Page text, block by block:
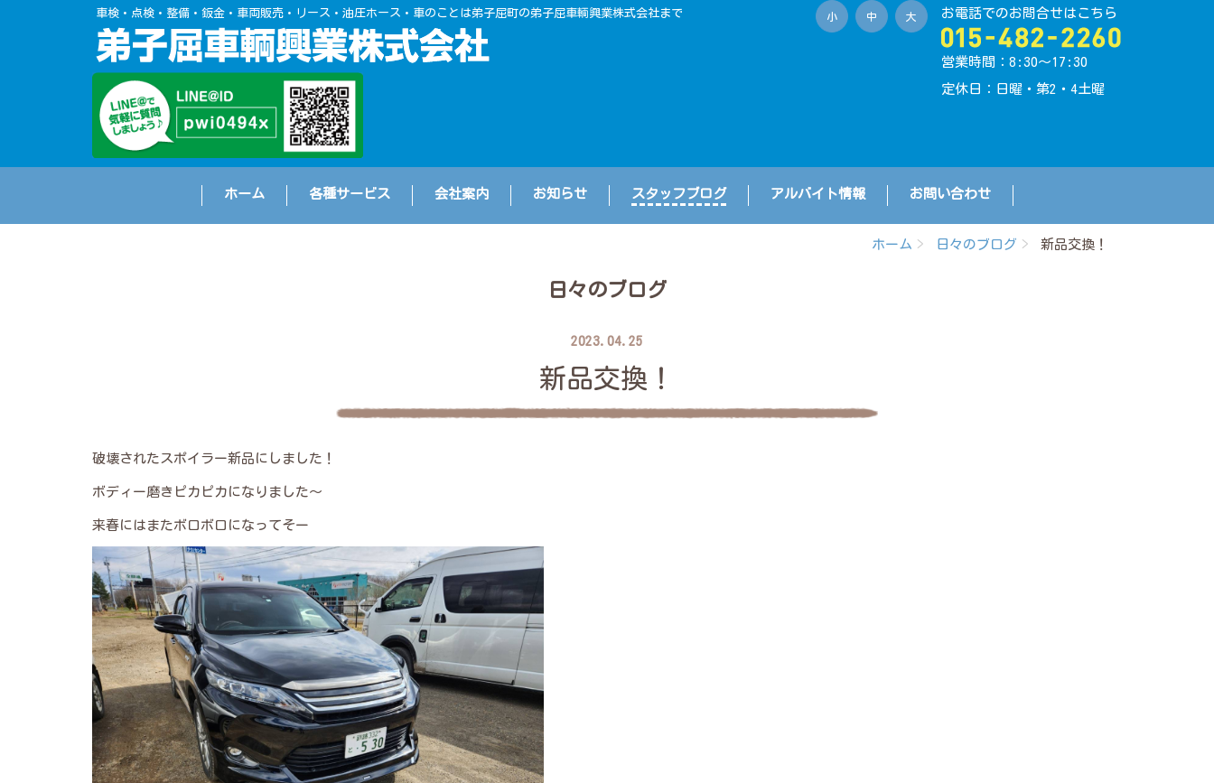
車検・点検・整備・鈑金・車両販売・リース・油圧ホース・車のことは弟子屈町の弟子屈車輌興業株式会社まで お電話でのお問合せはこちら
営業時間：8:30〜17:30
定休日：日曜・第2・4土曜
小 中 大
ホーム 各種サービス 会社案内 お知らせ スタッフブログ アルバイト情報 お問い合わせ
ホーム 日々のブログ 新品交換！
日々のブログ
2023.04.25
新品交換！
破壊されたスポイラー新品にしました！
ボディー磨きピカピカになりました～
来春にはまたボロボロになってそー